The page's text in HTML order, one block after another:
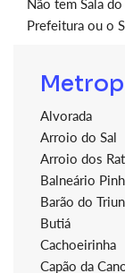
Não tem Sala
Prefeitura ou o
Alvorada
Arroio do Sal
Arroio dos
Balneário
Barão do
Butiá
Cachoeirinha
Capão da